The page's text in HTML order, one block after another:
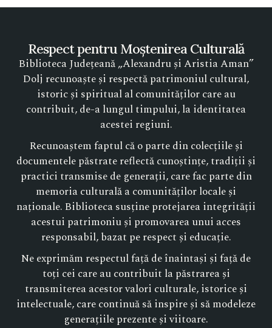
Respect pentru Moștenirea Culturală
Biblioteca Județeană „Alexandru și Aristia Aman”
Dolj recunoaște și respectă patrimoniul cultural,
istoric și spiritual al comunităților care au
contribuit, de-a lungul timpului, la identitatea
acestei regiuni.
Recunoaștem faptul că o parte din colecțiile și
documentele păstrate reflectă cunoștințe, tradiții și
practici transmise de generații, care fac parte din
memoria culturală a comunităților locale și
naționale. Biblioteca susține protejarea integrității
acestui patrimoniu și promovarea unui acces
responsabil, bazat pe respect și educație.
Ne exprimăm respectul față de înaintași și față de
toți cei care au contribuit la păstrarea și
transmiterea acestor valori culturale, istorice și
intelectuale, care continuă să inspire și să modeleze
generațiile prezente și viitoare.